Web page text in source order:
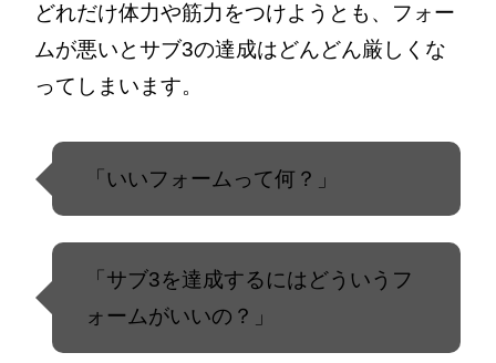
どれだけ体力や筋力をつけようとも、フォー
ムが悪いとサブ3の達成はどんどん厳しくな
ってしまいます。
「いいフォームって何？」
「サブ3を達成するにはどういうフ
ォームがいいの？」